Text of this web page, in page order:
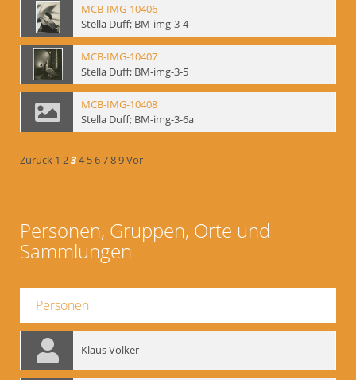
MCB-IMG-10406
Stella Duff; BM-img-3-4
MCB-IMG-10407
Stella Duff; BM-img-3-5
MCB-IMG-10408
Stella Duff; BM-img-3-6a
Zurück 1 234 56789Vor
Personen, Gruppen, Orte und
Sammlungen
Personen
Klaus Völker